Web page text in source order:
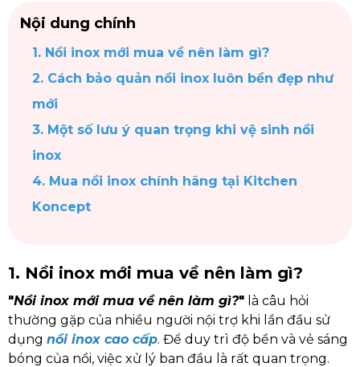
Nội dung chính
1. Nồi inox mới mua về nên làm gì?
2. Cách bảo quản nồi inox luôn bền đẹp như
mới
3. Một số lưu ý quan trọng khi vệ sinh nồi
inox
4. Mua nồi inox chính hãng tại Kitchen
Koncept
1. Nồi inox mới mua về nên làm gì?
"Nồi inox mới mua về nên làm gì?" là câu hỏi
thường gặp của nhiều người nội trợ khi lần đầu sử
dụng nồi inox cao cấp. Để duy trì độ bền và vẻ sáng
bóng của nồi, việc xử lý ban đầu là rất quan trọng.